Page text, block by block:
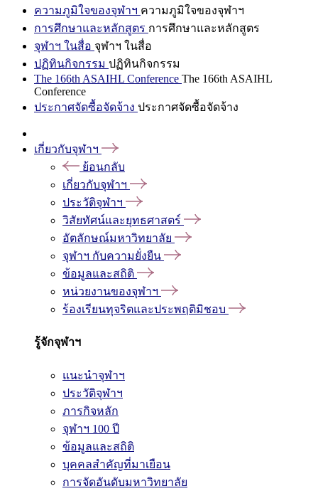
ความภูมิใจของจุฬาฯ ความภูมิใจของจุฬาฯ
การศึกษาและหลักสูตร การศึกษาและหลักสูตร
จุฬาฯ ในสื่อ จุฬาฯ ในสื่อ
ปฏิทินกิจกรรม ปฏิทินกิจกรรม
The 166th ASAIHL Conference The 166th ASAIHL
Conference
ประกาศจัดซื้อจัดจ้าง ประกาศจัดซื้อจัดจ้าง
เกี่ยวกับจุฬาฯ
ย้อนกลับ
เกี่ยวกับจุฬาฯ
ประวัติจุฬาฯ
วิสัยทัศน์และยุทธศาสตร์
อัตลักษณ์มหาวิทยาลัย
จุฬาฯ กับความยั่งยืน
ข้อมูลและสถิติ
หน่วยงานของจุฬาฯ
ร้องเรียนทุจริตและประพฤติมิชอบ
รู้จักจุฬาฯ
แนะนำจุฬาฯ
ประวัติจุฬาฯ
ภารกิจหลัก
จุฬาฯ 100 ปี
ข้อมูลและสถิติ
บุคคลสำคัญที่มาเยือน
การจัดอันดับมหาวิทยาลัย